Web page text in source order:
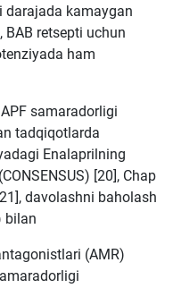
darajada kamaygan
retsepti uchun
ham
samaradorligi
tadqiqotlarda
Enalaprilning
[20], Chap
davolashni baholash
bilan
(AMR)